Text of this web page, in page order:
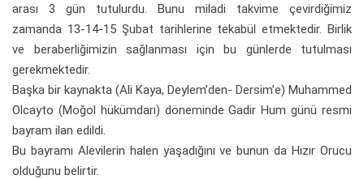
arası 3 gün tutulurdu. Bunu miladi takvime çevirdiğimiz
zamanda 13-14-15 Şubat tarihlerine tekabül etmektedir. Birlik
ve beraberliğimizin sağlanması için bu günlerde tutulması
gerekmektedir.
Başka bir kaynakta (Ali Kaya, Deylem’den- Dersim’e) Muhammed
Olcayto (Moğol hükümdarı) döneminde Gadir Hum günü resmi
bayram ilan edildi.
Bu bayramı Alevilerin halen yaşadığını ve bunun da Hızır Orucu
olduğunu belirtir.